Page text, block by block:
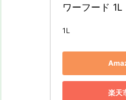
ワーフード 1L
1L
楽天